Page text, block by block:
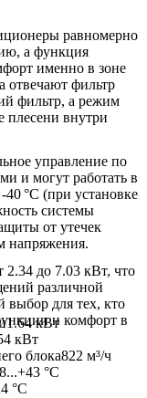
равномерно
а функция
именно в зоне
отвечают фильтр
фильтр, а режим
плесени внутри
управление по
и могут работать в
°C (при установке
системы
от утечек
напряжения.
до 7.03 кВт, что
различной
для тех, кто
и комфорт в
1.64кВт
кВт
блока822 м³/ч
°C
°C